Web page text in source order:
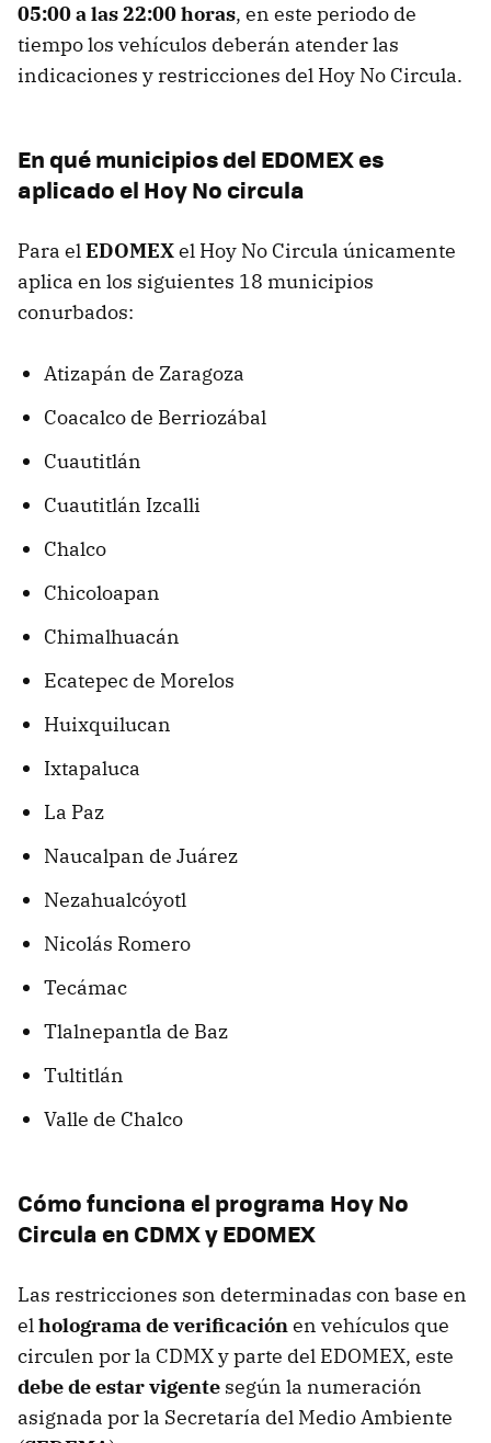
05:00 a las 22:00 horas, en este periodo de
tiempo los vehículos deberán atender las
indicaciones y restricciones del Hoy No Circula.
En qué municipios del EDOMEX es
aplicado el Hoy No circula
Para elEDOMEXel Hoy No Circula únicamente
aplica en los siguientes 18 municipios
conurbados:
Atizapán de Zaragoza
Coacalco de Berriozábal
Cuautitlán
Cuautitlán Izcalli
Chalco
Chicoloapan
Chimalhuacán
Ecatepec de Morelos
Huixquilucan
Ixtapaluca
La Paz
Naucalpan de Juárez
Nezahualcóyotl
Nicolás Romero
Tecámac
Tlalnepantla de Baz
Tultitlán
Valle de Chalco
Cómo funciona el programa Hoy No
Circula en CDMX y EDOMEX
Las restricciones son determinadas con base en
elholograma de verificaciónen vehículos que
circulen por la CDMX y parte del EDOMEX, este
debe de estar vigente según la numeración
asignada por la Secretaría del Medio Ambiente